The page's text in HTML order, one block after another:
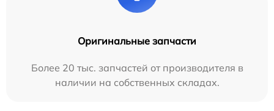
Оригинальные запчасти
Более 20 тыс. запчастей от производителя в
наличии на собственных складах.